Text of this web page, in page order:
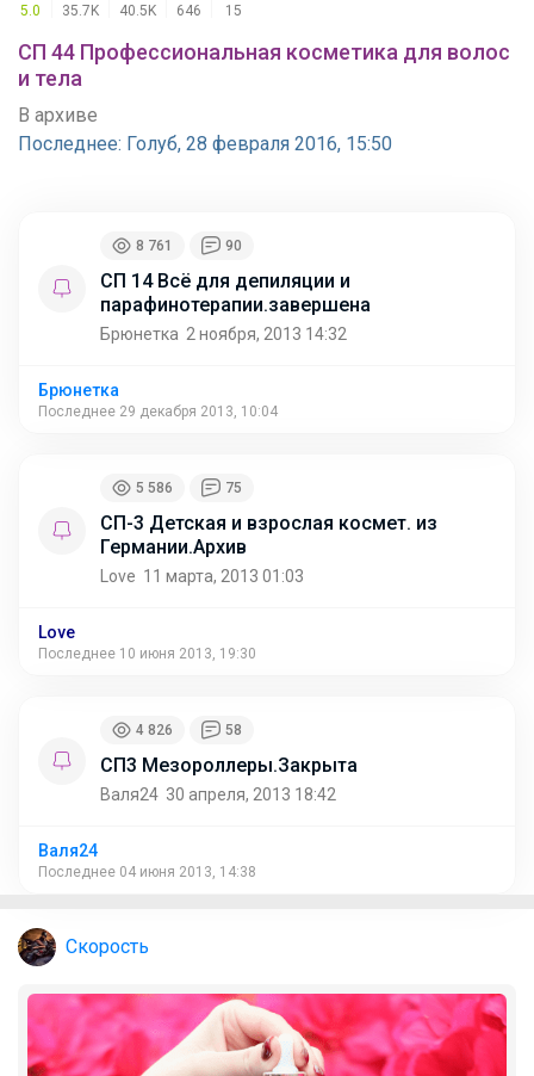
5.0 35.7K 40.5K 646 15
СП 44 Профессиональная косметика для волос
и тела
В архиве
Последнее:
Голуб, 28 февраля 2016, 15:50
8 761 90
СП 14 Всё для депиляции и
парафинотерапии.завершена
Брюнетка 2 ноября, 2013 14:32
Брюнетка
Последнее 29 декабря 2013, 10:04
5 586 75
СП-3 Детская и взрослая космет. из
Германии.Архив
Love 11 марта, 2013 01:03
Love
Последнее 10 июня 2013, 19:30
4 826 58
СП3 Мезороллеры.Закрыта
Валя24 30 апреля, 2013 18:42
Валя24
Последнее 04 июня 2013, 14:38
Скорость